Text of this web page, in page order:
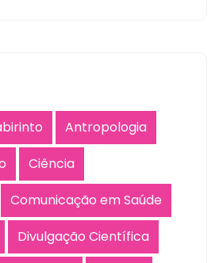
Antropologia
Ciência
Comunicação em Saúde
Divulgação Científica